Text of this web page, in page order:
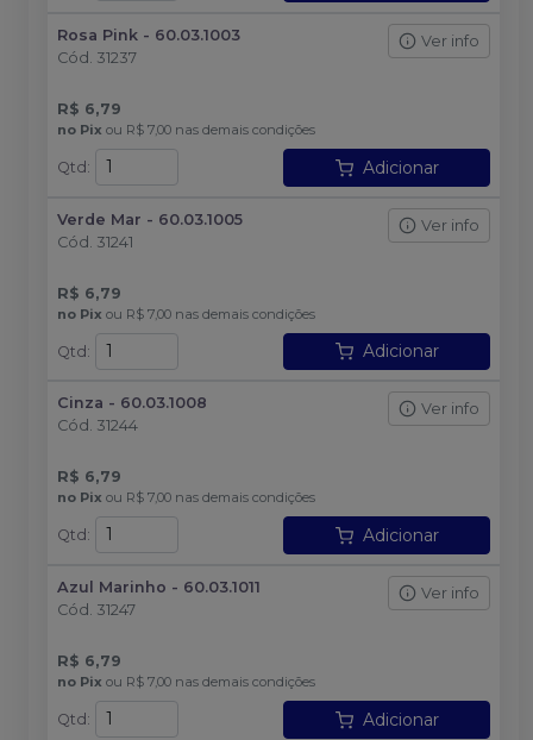
Rosa Pink - 60.03.1003
Cód. 31237
Ver info
R$ 6,79
no Pix ou R$ 7,00 nas demais condições
Qtd : Adicionar
Verde Mar - 60.03.1005
Cód. 31241
Ver info
R$ 6,79
no Pix ou R$ 7,00 nas demais condições
Qtd: Adicionar
Cinza - 60.03.1008
Cód. 31244
Ver info
R$ 6,79
no Pix ou R$ 7,00 nas demais condições
Qtd : Adicionar
Azul Marinho - 60.03.1011
Cód. 31247
Ver info
R$ 6,79
no Pix ou R$ 7,00 nas demais condições
Qtd : Adicionar